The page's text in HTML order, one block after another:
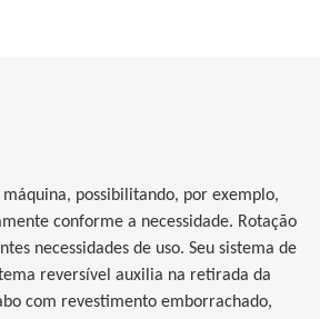
possibilitando, por exemplo,
conforme a necessidade. Rotação
necessidades de uso. Seu sistema de
reversível auxilia na retirada da
com revestimento emborrachado,